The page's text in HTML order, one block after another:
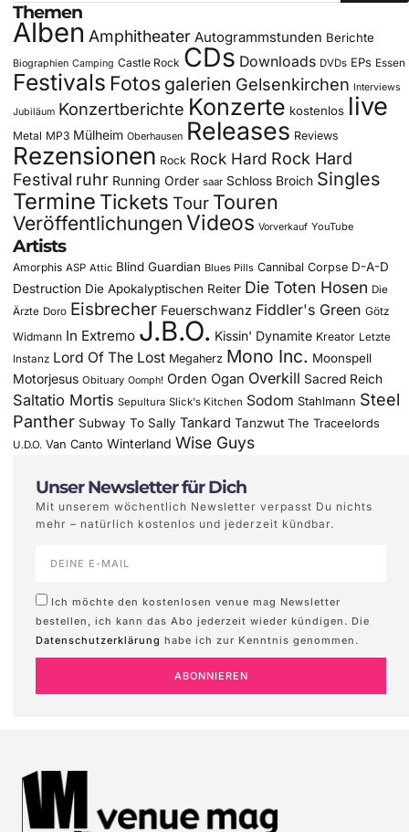
Themen
Alben Amphitheater Autogrammstunden Berichte
Biographien Camping Castle Rock CDs Downloads DVDs EPs Essen
Festivals Fotos galerien Gelsenkirchen Interviews
Jubiläum Konzertberichte Konzerte kostenlos live
Metal MP3 Mülheim Oberhausen Releases Reviews
Rezensionen Rock Rock Hard Rock Hard
Festival ruhr Running Order saar Schloss Broich Singles
Termine Tickets Tour Touren
Veröffentlichungen Videos Vorverkauf YouTube
Artists
Amorphis ASP Attic Blind Guardian Blues Pills Cannibal Corpse D-A-D
Destruction Die Apokalyptischen Reiter Die Toten Hosen Die
Ärzte Doro Eisbrecher Feuerschwanz Fiddler's Green Götz
Widmann In Extremo J.B.O. Kissin' Dynamite Kreator Letzte
Instanz Lord Of The Lost Megaherz Mono Inc. Moonspell
Motorjesus Obituary Oomph! Orden Ogan Overkill Sacred Reich
Saltatio Mortis Sepultura Slick's Kitchen Sodom Stahlmann Steel
Panther Subway To Sally Tankard Tanzwut The Traceelords
U.D.O. Van Canto Winterland Wise Guys
Unser Newsletter für Dich
Mit unserem wöchentlich Newsletter verpasst Du nichts
mehr – natürlich kostenlos und jederzeit kündbar.
Ich möchte den kostenlosen venue mag Newsletter
bestellen, ich kann das Abo jederzeit wieder kündigen. Die
Datenschutzerklärung habe ich zur Kenntnis genommen.
ABONNIEREN